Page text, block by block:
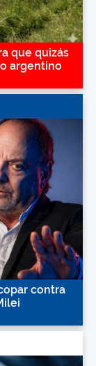
que quizás
argentino
contra